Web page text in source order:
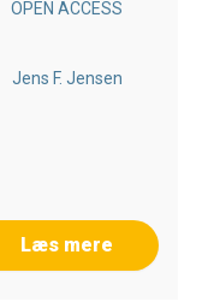
OPEN ACCESS
Jens F. Jensen
Læs mere